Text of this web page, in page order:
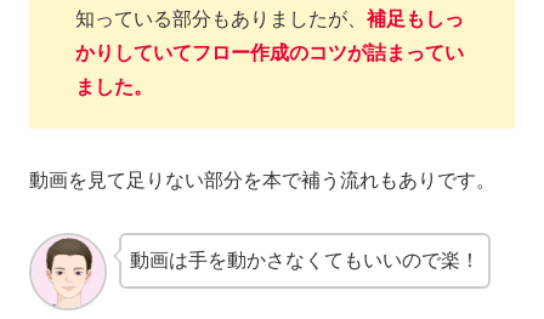
知っている部分もありましたが、 補足もしっ
かりしていてフロー作成のコツが詰まってい
ました。
動画を見て足りない部分を本で補う流れもありです。
動画は手を動かさなくてもいいので楽！